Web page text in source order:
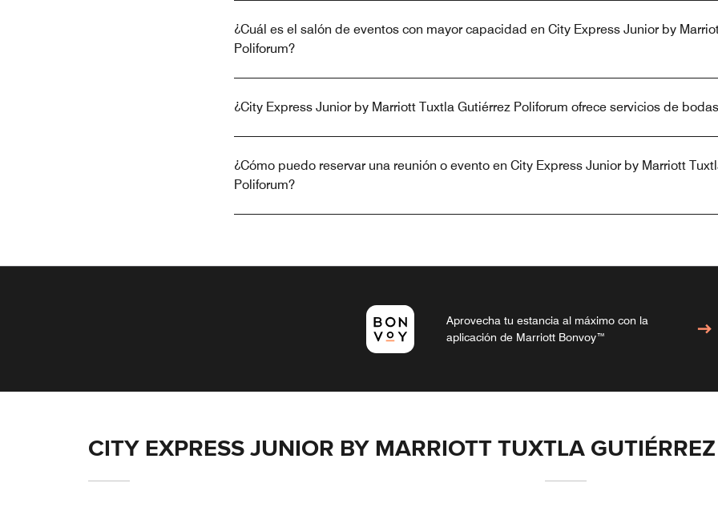
¿Cuál es el salón de eventos con mayor capacidad en City Express Junior by
Poliforum?
¿City Express Junior by Marriott Tuxtla Gutiérrez Poliforum ofrece servicios de
¿Cómo puedo reservar una reunión o evento en City Express Junior by Marriott
Poliforum?
Aprovecha tu estancia al máximo con la
aplicación de Marriott Bonvoy™
CITY EXPRESS JUNIOR BY MARRIOTT TUXTLA